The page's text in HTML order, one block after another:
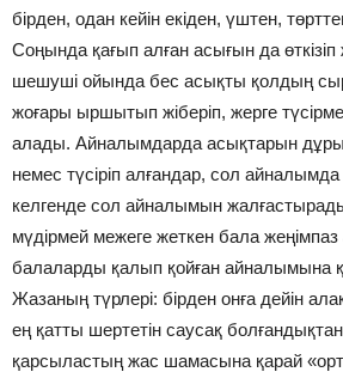
бірден, одан кейін екіден, үштен,
Соңында қағып алған асығын да өткізіп
шешуші ойында бес асықты қолдың
жоғары ыршытып жіберіп, жерге
алады. Айналымдарда асықтарын
немес түсіріп алғандар, сол айналымда
келгенде сол айналымын
мүдірмей межеге жеткен бала
балаларды қалып қойған айналымына
Жазаның түрлері: бірден онға дейін
ең қатты шертетін саусақ
қарсыластың жас шамасына қарай